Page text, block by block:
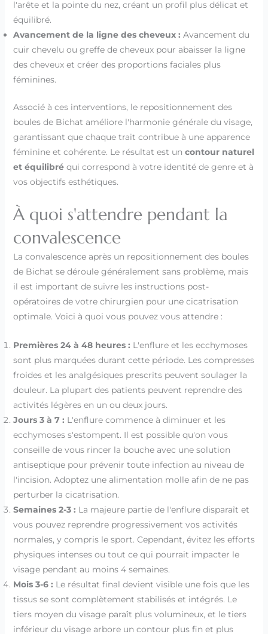
l'arête et la pointe du nez, créant un profil plus délicat et
équilibré.
Avancement de la ligne des cheveux : Avancement du
cuir chevelu ou greffe de cheveux pour abaisser la ligne
des cheveux et créer des proportions faciales plus
féminines.
Associé à ces interventions, le repositionnement des
boules de Bichat améliore l'harmonie générale du visage,
garantissant que chaque trait contribue à une apparence
féminine et cohérente. Le résultat est un contour naturel
et équilibréqui correspond à votre identité de genre et à
vos objectifs esthétiques.
À quoi s'attendre pendant la
convalescence
La convalescence après un repositionnement des boules
de Bichat se déroule généralement sans problème, mais
il est important de suivre les instructions post-
opératoires de votre chirurgien pour une cicatrisation
optimale. Voici à quoi vous pouvez vous attendre :
Premières 24 à 48 heures : L'enflure et les ecchymoses
sont plus marquées durant cette période. Les compresses
froides et les analgésiques prescrits peuvent soulager la
douleur. La plupart des patients peuvent reprendre des
activités légères en un ou deux jours.
Jours 3 à 7 : L'enflure commence à diminuer et les
ecchymoses s'estompent. Il est possible qu'on vous
conseille de vous rincer la bouche avec une solution
antiseptique pour prévenir toute infection au niveau de
l'incision. Adoptez une alimentation molle afin de ne pas
perturber la cicatrisation.
Semaines 2-3 : La majeure partie de l'enflure disparaît et
vous pouvez reprendre progressivement vos activités
normales, y compris le sport. Cependant, évitez les efforts
physiques intenses ou tout ce qui pourrait impacter le
visage pendant au moins 4 semaines.
Mois 3-6 : Le résultat final devient visible une fois que les
tissus se sont complètement stabilisés et intégrés. Le
tiers moyen du visage paraît plus volumineux, et le tiers
inférieur du visage arbore un contour plus fin et plus